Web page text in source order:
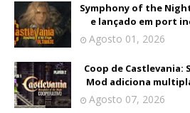
Symphony of the
e lançado em port
Agosto 01, 2026
Coop de
Mod adiciona
Agosto 07, 2026